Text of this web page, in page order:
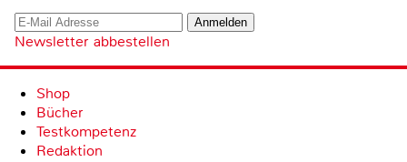
Newsletter abbestellen
Shop
Bücher
Testkompetenz
Redaktion